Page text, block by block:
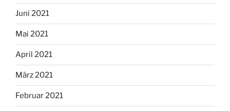
Juni 2021
Mai 2021
April 2021
März 2021
Februar 2021